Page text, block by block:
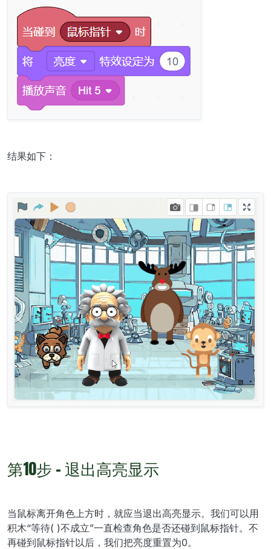
结果如下：
第10步 - 退出高亮显示
当鼠标离开角色上方时，就应当退出高亮显示。我们可以用
积木“等待( )不成立”一直检查角色是否还碰到鼠标指针。不
再碰到鼠标指针以后，我们把亮度重置为0。